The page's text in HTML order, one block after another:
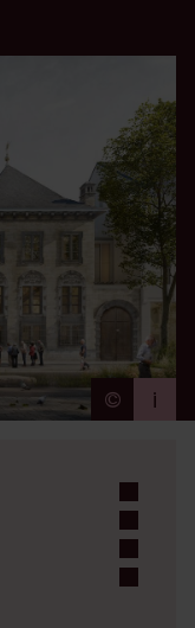
© TM
i